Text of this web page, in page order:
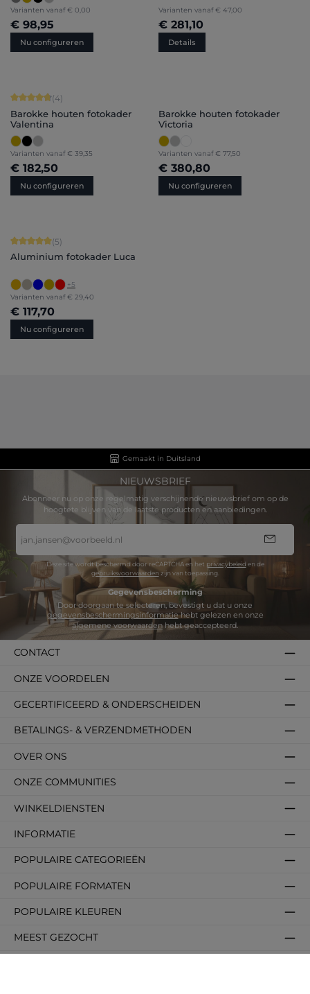
Varianten vanaf € 0,00
€ 98,95
Nu configureren
Varianten vanaf € 47,00
€ 281,10
Details
Gemiddelde score van 4.75 op 5 sterren
(4)
Barokke houten fotokader
Valentina
Varianten vanaf € 39,35
€ 182,50
Nu configureren
Barokke houten fotokader
Victoria
Varianten vanaf € 77,50
€ 380,80
Nu configureren
Gemiddelde score van 5 op 5 sterren
(5)
Aluminium fotokader Luca
+5
Varianten vanaf € 29,40
€ 117,70
Nu configureren
Gemaakt in Duitsland
NIEUWSBRIEF
Abonneer nu op onze regelmatig verschijnende nieuwsbrief om op de
hoogtete blijven van de laatste producten en aanbiedingen.
mailadres
*
Deze site wordt beschermd door reCAPTCHA en het privacybeleid en de
gebruiksvoorwaarden zijn van toepassing.
Gegevensbescherming
gegevensbeschermingsinformatie
algemene voorwaardenhebt geaccepteerd.
CONTACT
WINKELDIENSTEN
INFORMATIE
POPULAIRE CATEGORIEËN
POPULAIRE FORMATEN
POPULAIRE KLEUREN
MEEST GEZOCHT
BETALINGS- & VERZENDMETHODEN
OVER ONS
GECERTIFICEERD & ONDERSCHEIDEN
ONZE VOORDELEN
ONZE COMMUNITIES